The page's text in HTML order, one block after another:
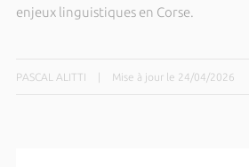
enjeux linguistiques en Corse.
PASCAL ALITTI Mise à jour le 24/04/2026